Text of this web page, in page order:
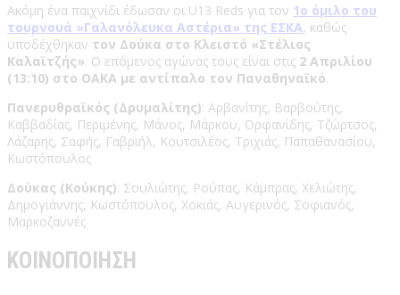
Ακόμη ένα παιχνίδι έδωσαν οι U13 Reds για τον 1ο όμιλο του
τουρνουά «Γαλανόλευκα Αστέρια» της ΕΣΚΑ, καθώς
υποδέχθηκαν τον Δούκα στο Κλειστό «Στέλιος
Καλαϊτζής». Ο επόμενος αγώνας τους είναι στις 2 Απριλίου
(13:10) στο ΟΑΚΑ με αντίπαλο τον Παναθηναϊκό.
Πανερυθραϊκός (Δρυμαλίτης): Αρβανίτης, Βαρβούτης,
Καββαδίας, Περιμένης, Μάνος, Μάρκου, Ορφανίδης, Τζώρτσος,
Λάζαρης, Σαφής, Γαβριήλ, Κουτσιλέος, Τριχιάς, Παπαθανασίου,
Κωστόπουλος
Δούκας (Κούκης): Σουλιώτης, Ρούπας, Κάμπρας, Χελιώτης,
Δημογιάννης, Κωστόπουλος, Χοκιάς, Αυγερινός, Σοφιανός,
Μαρκοζαννές
ΚΟΙΝΟΠΟΙΗΣΗ